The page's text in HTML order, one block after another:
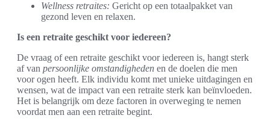
Wellness retraites: Gericht op een totaalpakket van
gezond leven en relaxen.
Is een retraite geschikt voor iedereen?
De vraag of een retraite geschikt voor iedereen is, hangt sterk
af van persoonlijke omstandigheden en de doelen die men
voor ogen heeft. Elk individu komt met unieke uitdagingen en
wensen, wat de impact van een retraite sterk kan beïnvloeden.
Het is belangrijk om deze factoren in overweging te nemen
voordat men aan een retraite begint.